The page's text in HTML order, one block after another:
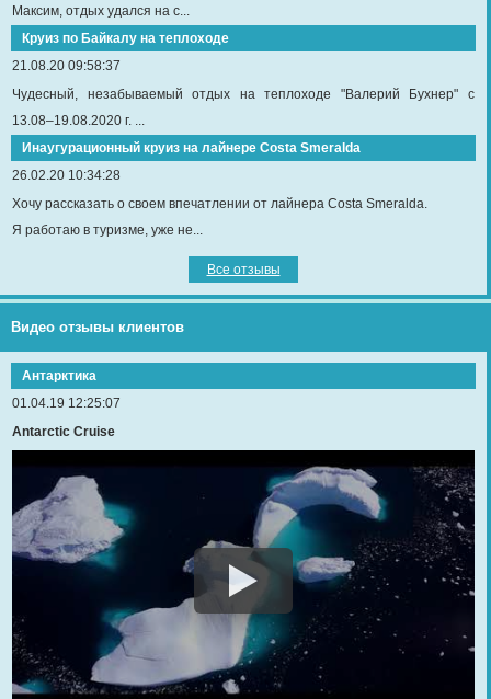
Максим, отдых удался на с...
Круиз по Байкалу на теплоходе
21.08.20 09:58:37
Чудесный, незабываемый отдых на теплоходе "Валерий Бухнер" с
13.08–19.08.2020 г. ...
Инаугурационный круиз на лайнере Сosta Smeralda
26.02.20 10:34:28
Хочу рассказать о своем впечатлении от лайнера Costa Smeralda.
Я работаю в туризме, уже не...
Все отзывы
Видео отзывы клиентов
Антарктика
01.04.19 12:25:07
Antarctic Cruise